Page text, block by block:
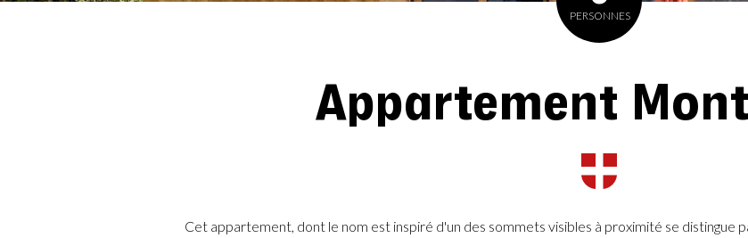
PERSONNES
Appartement
Cet appartement, dont le nom est inspiré d'un des sommets visibles à proximité se distingue